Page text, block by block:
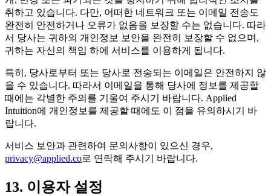
취하고 있습니다. 다만, 어떠한 네트워크 또는 이메일 전송도
완전히 안전하거나 오류가 없음을 보장할 수는 없습니다. 따라
서 당사는 귀하의 개인정보 보안을 완전히 보장할 수 없으며,
귀하는 자신의 책임 하에 서비스를 이용하게 됩니다.
특히, 당사로부터 또는 당사로 전송되는 이메일은 안전하지 않
을 수 있습니다. 따라서 이메일을 통해 당사에 정보를 제공할
때에는 각별한 주의를 기울여 주시기 바랍니다. Applied
Intuition에 개인정보를 제공할 때에도 이 점을 유의하시기 바
랍니다.
서비스 보안과 관련하여 문의사항이 있으신 경우,
privacy@applied.co로 연락해 주시기 바랍니다.
13. 이용자 설정